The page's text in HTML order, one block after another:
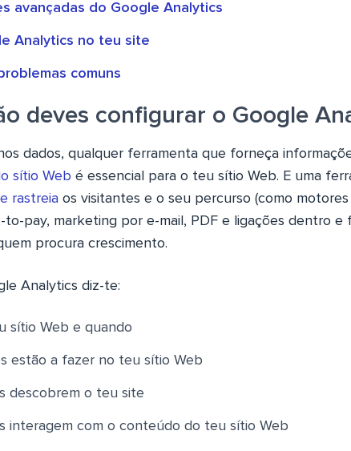
avançadas do Google Analytics
Analytics no teu site
comuns
deves configurar o Google
dados, qualquer ferramenta que forneça
sítio Web é essencial para o teu sítio Web. E uma
rastreia os visitantes e o seu percurso (como
to-pay, marketing por e-mail, PDF e ligações dentro e
procura crescimento.
Analytics diz-te:
sítio Web e quando
estão a fazer no teu sítio Web
descobrem o teu site
interagem com o conteúdo do teu sítio Web